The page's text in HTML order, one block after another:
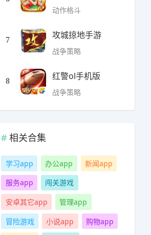
动作格斗
7 攻城掠地手游
战争策略
8 红警ol手机版
战争策略
相关合集
学习app 办公app
新闻app
服务app
闯关游戏
安卓其它app
管理app
冒险游戏
小说app
购物app